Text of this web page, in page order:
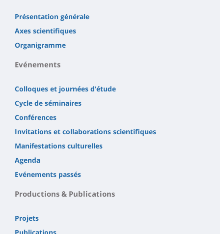
Présentation générale
Axes scientifiques
Organigramme
Evénements
Colloques et journées d'étude
Cycle de séminaires
Conférences
Invitations et collaborations scientifiques
Manifestations culturelles
Agenda
Evénements passés
Productions & Publications
Projets